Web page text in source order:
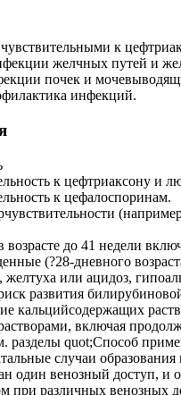
к
желчных путей и
почек и
инфекций.
к цефтриаксону и
к цефалоспоринам.
до 41 недели
(?28-дневного
или ацидоз,
развития
кальцийсодержащих
включая
разделы quot;Способ
случаи
один венозный доступ, и
при различных венозных